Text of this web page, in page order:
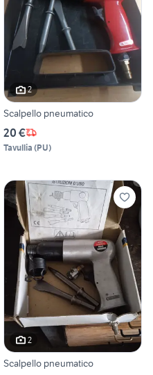
2
Scalpello pneumatico
20 €
Tavullia (PU)
2
Scalpello pneumatico